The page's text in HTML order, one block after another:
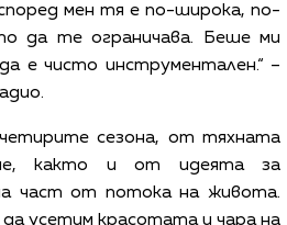
мен тя е по-широка, по-
да те ограничава. Беше ми
е чисто инструментален.“ –
сезона, от тяхната
както и от идеята за
част от потока на живота.
усетим красотата и чара на